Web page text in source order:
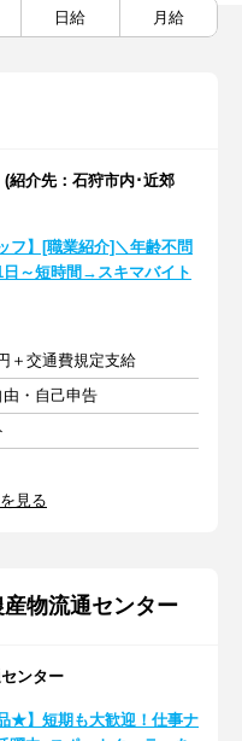
日給 月給
介先：石狩市内･近郊
フ】[職業紹介]＼年齢不問
日～短時間→スキマバイト
＋交通費規定支給
・自己申告
見る
物流通センター
ンター
★】短期も大歓迎！仕事ナ